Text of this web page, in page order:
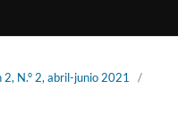
2, N.° 2, abril-junio 2021
/